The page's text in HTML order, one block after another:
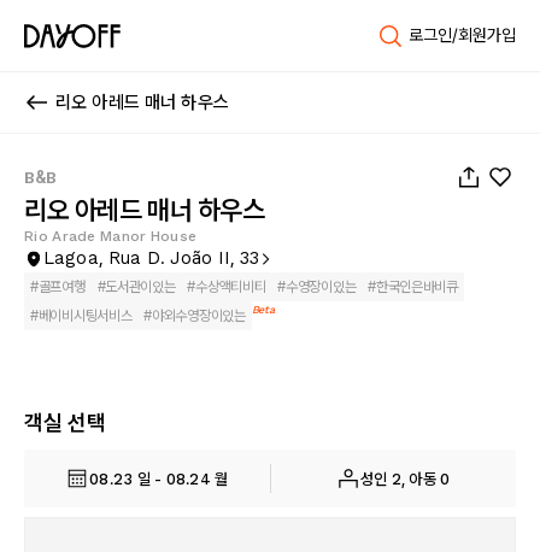
로그인/회원가입
리오 아레드 매너 하우스
B&B
리오 아레드 매너 하우스
Rio Arade Manor House
Lagoa, Rua D. João II, 33
#골프여행 #도서관이있는 #수상액티비티 #수영장이있는 #한국인은바비큐
#베이비시팅서비스 #야외수영장이있는 Beta
객실 선택
08.23 일 - 08.24 월 성인 2, 아동 0